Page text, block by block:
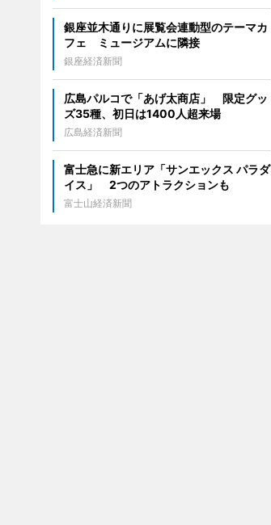
銀座並木通りに展覧会連動型のテーマカ
フェ ミュージアムに隣接
銀座経済新聞
広島パルコで「あげ太商店」 限定グッ
ズ35種、初日は1400人超来場
広島経済新聞
富士急に新エリア「サンエックス パラダ
イス」 2つのアトラクションも
富士山経済新聞